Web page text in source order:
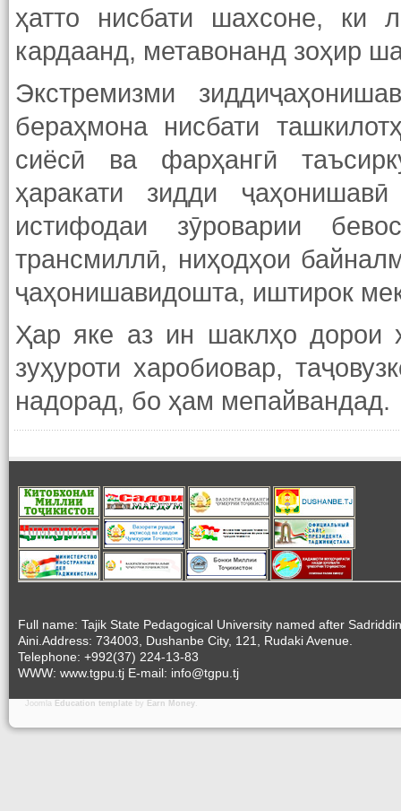
ҳатто нисбати шахсоне, ки
кардаанд, метавонанд зоҳир
Экстремизми
бераҳмона нисбати
сиёсӣ ва фарҳангӣ
ҳаракати зидди
истифодаи зӯроварии
трансмиллӣ, ниҳодҳои
ҷаҳонишавидошта, иштирок
Ҳар яке аз ин шаклҳо дорои
зуҳуроти харобиовар,
надорад, бо ҳам мепайвандад.
Full name: Tajik State Pedagogical University named after Sadriddin
Aini.Address: 734003, Dushanbe City, 121, Rudaki Avenue.
Telephone: +992(37) 224-13-83
WWW: www.tgpu.tj E-mail: info@tgpu.tj
Joomla Education template by Earn Money.